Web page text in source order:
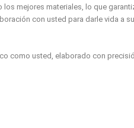
mejores materiales, lo que
con usted para darle vida a
como usted, elaborado con